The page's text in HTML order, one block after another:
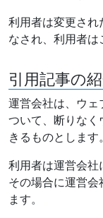
利用者は変更され
なされ、利用者は
引用記事の
運営会社は、ウェ
ついて、断りなく
きるものとします
利用者は運営会社
その場合に運営会
ます。